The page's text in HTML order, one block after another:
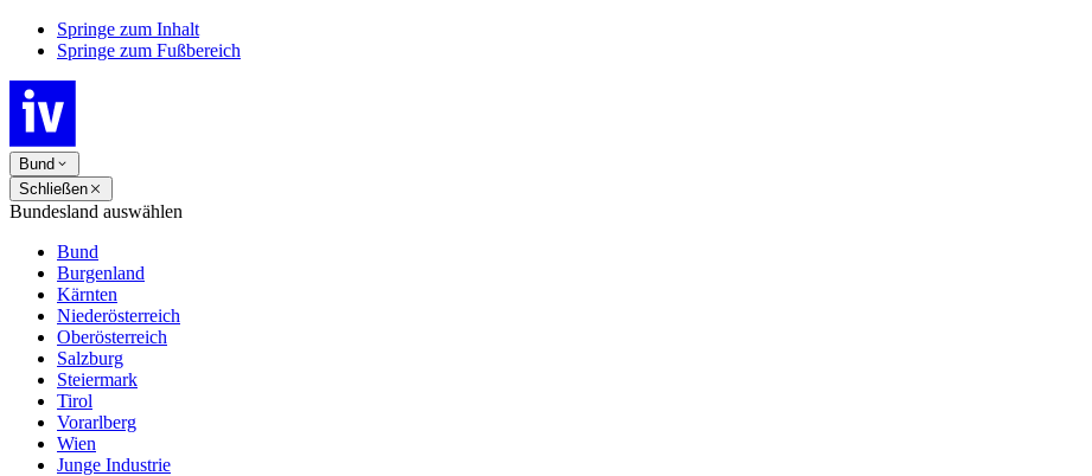
Springe zum Inhalt
Springe zum Fußbereich
Bund
Schließen
Bundesland auswählen
Bund
Burgenland
Kärnten
Niederösterreich
Oberösterreich
Salzburg
Steiermark
Tirol
Vorarlberg
Wien
Junge Industrie